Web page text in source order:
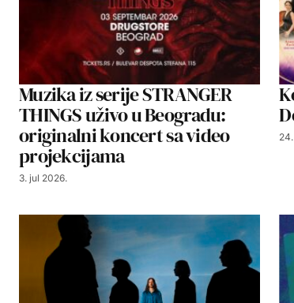
Muzika iz serije STRANGER
THINGS uživo u Beogradu:
originalni koncert sa video
projekcijama
3. jul 2026.